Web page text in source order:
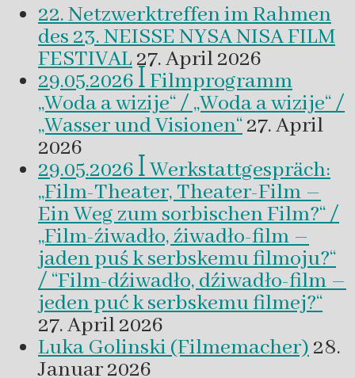
22. Netzwerktreffen im Rahmen
des 23. NEISSE NYSA NISA FILM
FESTIVAL 27. April 2026
29.05.2026 ꟾ Filmprogramm
„Woda a wizije“ / „Woda a wizije“ /
„Wasser und Visionen“27. April
2026
29.05.2026 ꟾ Werkstattgespräch:
„Film-Theater, Theater-Film –
Ein Weg zum sorbischen Film?“ /
„Film-źiwadło, źiwadło-film –
jaden puś k serbskemu filmoju?“
/ “Film-dźiwadło, dźiwadło-film –
jeden puć k serbskemu filmej?“
27. April 2026
Luka Golinski (Filmemacher) 28.
Januar 2026